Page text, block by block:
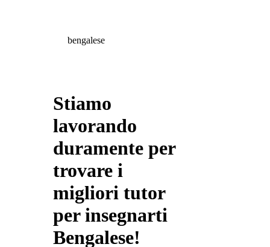
bengalese
Stiamo
lavorando
duramente per
trovare i
migliori tutor
per insegnarti
Bengalese!